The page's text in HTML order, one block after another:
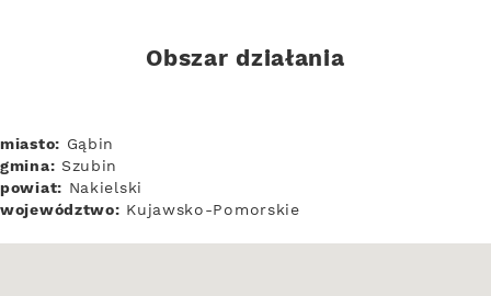
Obszar działania
miasto: Gąbin
gmina: Szubin
powiat: Nakielski
województwo: Kujawsko-Pomorskie